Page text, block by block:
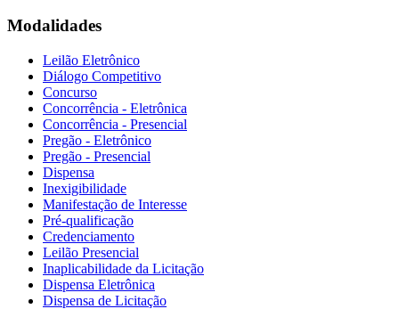
Modalidades
Leilão Eletrônico
Diálogo Competitivo
Concurso
Concorrência - Eletrônica
Concorrência - Presencial
Pregão - Eletrônico
Pregão - Presencial
Dispensa
Inexigibilidade
Manifestação de Interesse
Pré-qualificação
Credenciamento
Leilão Presencial
Inaplicabilidade da Licitação
Dispensa Eletrônica
Dispensa de Licitação